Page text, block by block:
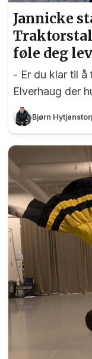
Jannicke
føle deg
- Er du klar til å
Elverhaug der
taket med en
Traktorstallen
langs
opptatt i
må tettet , sier
Råholt og som
spennende i
Hytjanstorp
Bjørn